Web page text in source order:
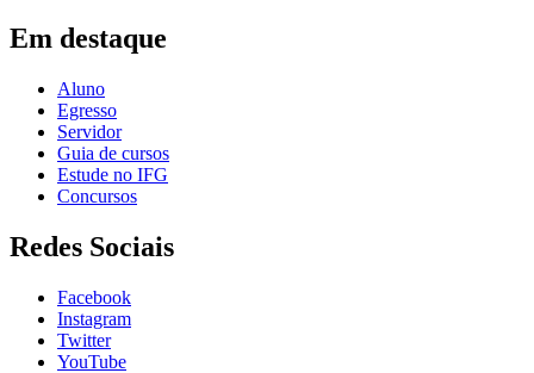
Em destaque
Aluno
Egresso
Servidor
Guia de cursos
Estude no IFG
Concursos
Redes Sociais
Facebook
Instagram
Twitter
YouTube